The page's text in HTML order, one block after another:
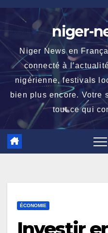
Skip
to
content
niger-
Niger News en
connecté à
nigérienne, festivals
bien plus encore. Votre
tout ce qui
ÉCONOMIE